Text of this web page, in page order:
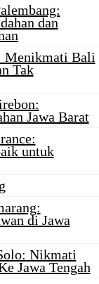
dan
Menikmati Bali
Tak
Jawa Barat
untuk
di Jawa
Nikmati
Jawa Tengah